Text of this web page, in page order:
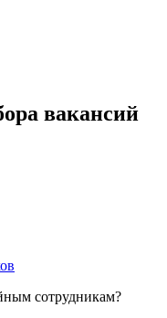
вакансий
сотрудникам?